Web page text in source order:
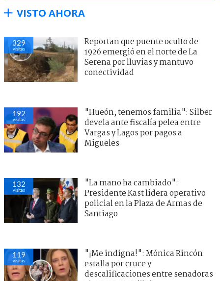
VISTO AHORA
329
visitas
Reportan que puente oculto de
1926 emergió en el norte de La
Serena por lluvias y mantuvo
conectividad
192
visitas
"Hueón, tenemos familia": Silber
devela ante fiscalía pelea entre
Vargas y Lagos por pagos a
Migueles
132
visitas
"La mano ha cambiado":
Presidente Kast lidera operativo
policial en la Plaza de Armas de
Santiago
119
visitas
"¡Me indigna!": Mónica Rincón
estalla por cruce y
descalificaciones entre senadoras